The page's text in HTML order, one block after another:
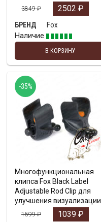
3849₽ 2502 ₽
БРЕНД
Fox
Наличие
В КОРЗИНУ
Многофункциональная
клипса Fox Black Label
Adjustable Rod Clip для
улучшения визуализации
1599₽ 1039 ₽
-35%